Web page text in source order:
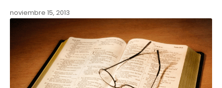
noviembre 15, 2013